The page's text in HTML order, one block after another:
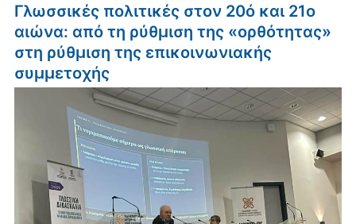
Γλωσσικές πολιτικές στον 20ό και 21ο
αιώνα: από τη ρύθμιση της «ορθότητας»
στη ρύθμιση της επικοινωνιακής
συμμετοχής